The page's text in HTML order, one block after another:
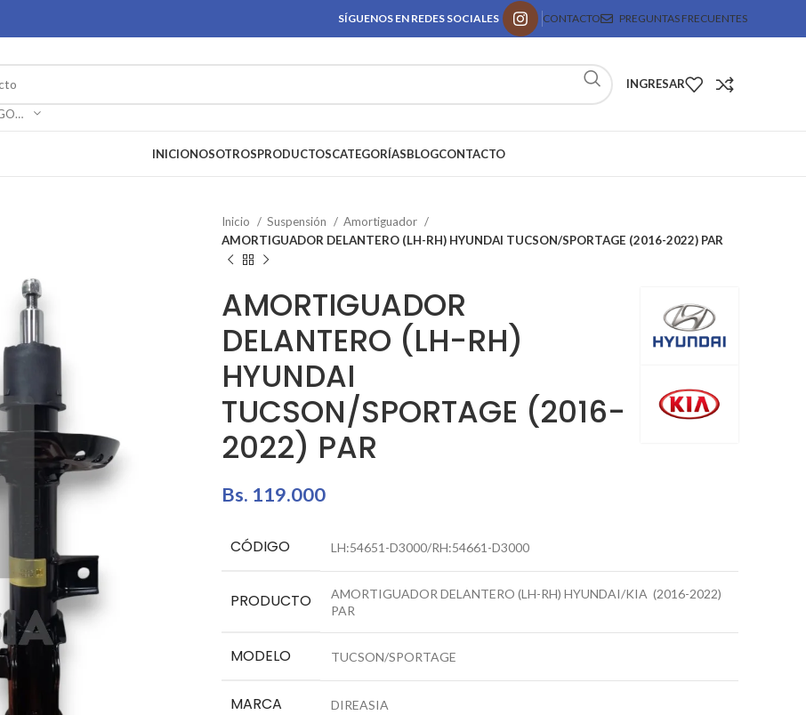
SÍGUENOS EN REDES SOCIALES CONTACTO PREGUNTAS FRECUENTES
SELECCIONAR CATEGORÍA
INGRESAR
INICIONOSOTROSPRODUCTOSCATEGORÍASBLOGCONTACTO
Inicio Suspensión
Amortiguador
AMORTIGUADOR DELANTERO (LH-RH) HYUNDAI TUCSON/SPORTAGE (2016-2022) PAR
AMORTIGUADOR
DELANTERO (LH-RH)
HYUNDAI
TUCSON/SPORTAGE (2016-
2022) PAR
Bs. 119.000
CÓDIGO LH:54651-D3000/RH:54661-D3000
PRODUCTO
AMORTIGUADOR DELANTERO (LH-RH) HYUNDAI/KIA (2016-2022)
PAR
MODELO TUCSON/SPORTAGE
MARCA DIREASIA